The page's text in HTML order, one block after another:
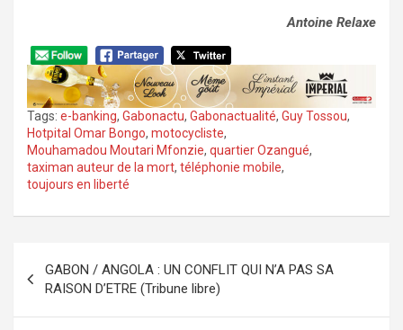
Antoine Relaxe
Tags: e-banking, Gabonactu, Gabonactualité, Guy Tossou,
Hotpital Omar Bongo, motocycliste,
Mouhamadou Moutari Mfonzie, quartier Ozangué,
taximan auteur de la mort, téléphonie mobile,
toujours en liberté
de
l’article
GABON / ANGOLA : UN CONFLIT QUI N’A PAS SA
RAISON D’ETRE (Tribune libre)